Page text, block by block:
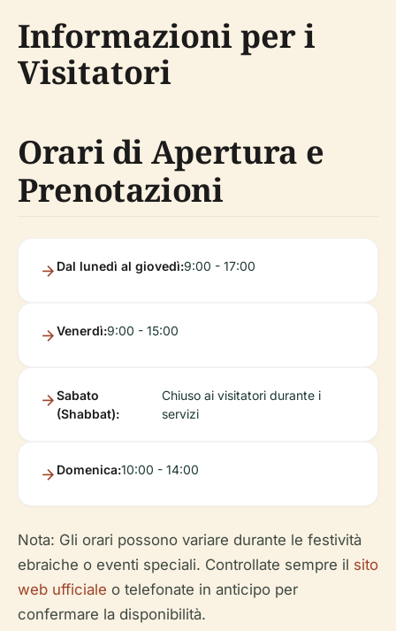
Informazioni per i
Visitatori
Orari di Apertura e
Prenotazioni
Dal lunedì al giovedì:9:00 - 17:00
Venerdì:9:00 - 15:00
Sabato
(Shabbat):
Chiuso ai visitatori durante i
servizi
Domenica:10:00 - 14:00
Nota: Gli orari possono variare durante le festività
ebraiche o eventi speciali. Controllate sempre il sito
web ufficiale o telefonate in anticipo per
confermare la disponibilità.